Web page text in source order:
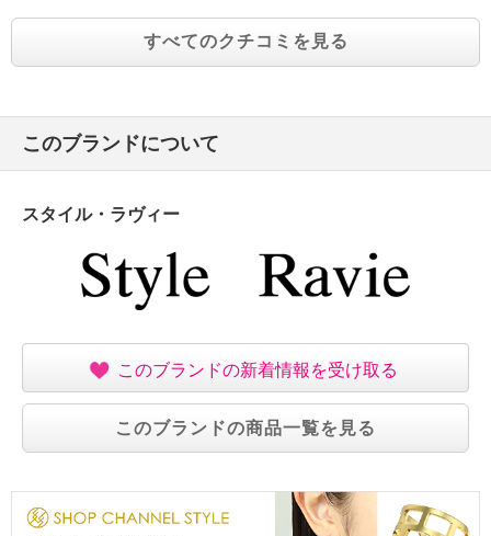
すべてのクチコミを見る
このブランドについて
スタイル・ラヴィー
このブランドの新着情報を受け取る
このブランドの商品一覧を見る